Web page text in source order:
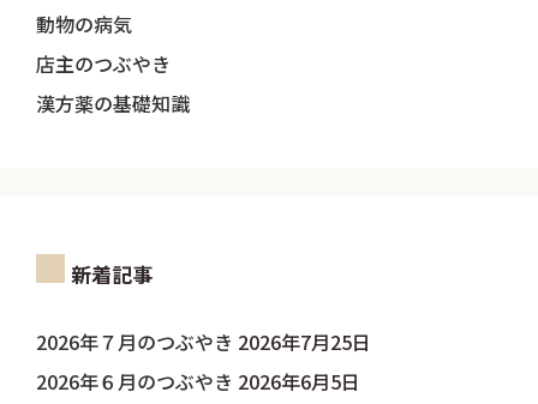
動物の病気
店主のつぶやき
漢方薬の基礎知識
新着記事
2026年７月のつぶやき 2026年7月25日
2026年６月のつぶやき 2026年6月5日